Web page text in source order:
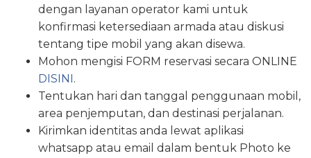
dengan layanan operator kami untuk
konfirmasi ketersediaan armada atau diskusi
tentang tipe mobil yang akan disewa.
Mohon mengisi FORM reservasi secara ONLINE
DISINI .
Tentukan hari dan tanggal penggunaan mobil,
area penjemputan, dan destinasi perjalanan.
Kirimkan identitas anda lewat aplikasi
whatsapp atau email dalam bentuk Photo ke